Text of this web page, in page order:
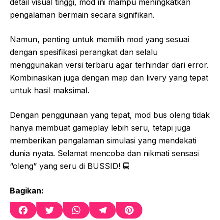
detail visual tinggi, mod ini mampu meningkatkan
pengalaman bermain secara signifikan.
Namun, penting untuk memilih mod yang sesuai
dengan spesifikasi perangkat dan selalu
menggunakan versi terbaru agar terhindar dari error.
Kombinasikan juga dengan map dan livery yang tepat
untuk hasil maksimal.
Dengan penggunaan yang tepat, mod bus oleng tidak
hanya membuat gameplay lebih seru, tetapi juga
memberikan pengalaman simulasi yang mendekati
dunia nyata. Selamat mencoba dan nikmati sensasi
“oleng” yang seru di BUSSID! 🚍
Bagikan:
F T W T P